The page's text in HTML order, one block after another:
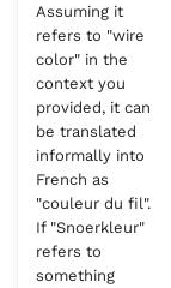
Assuming it
refers to "wire
color" in the
context you
provided, it can
be translated
informally into
French as
"couleur du fil".
If "Snoerkleur"
refers to
something